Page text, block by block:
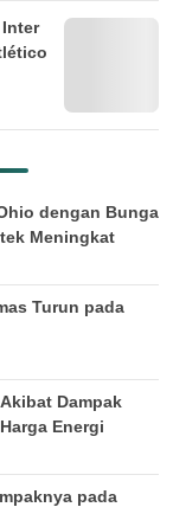
dengan Bunga
Meningkat
Turun pada
Dampak
Energi
pada